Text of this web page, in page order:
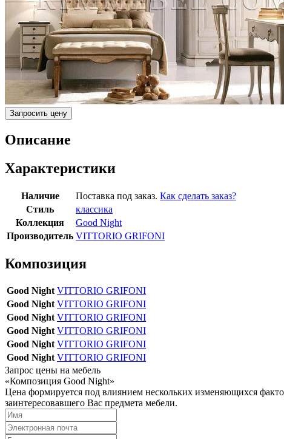
Запросить цену
Описание
Характеристики
Наличие Поставка под заказ. Как сделать заказ?
Стиль
классика
Коллекция
Good Night
Производитель VITTORIO GRIFONI
Композиция
Good Night VITTORIO GRIFONI
Good Night VITTORIO GRIFONI
Good Night VITTORIO GRIFONI
Good Night VITTORIO GRIFONI
Good Night VITTORIO GRIFONI
Good Night VITTORIO GRIFONI
Запрос цены на мебель
«Композиция Good Night»
Цена формируется под влиянием нескольких изменяющихся
заинтересовавшего Вас предмета мебели.